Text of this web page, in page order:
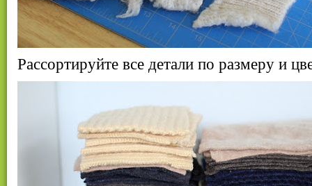
Рассортируйте все детали по размеру и